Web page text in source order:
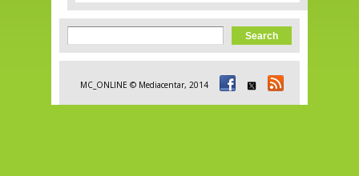
Search form
Search
MC_ONLINE © Mediacentar, 2014